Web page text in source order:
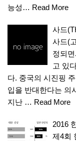
능성… Read More
사드
사드(
정되
고 있
다. 중국의 시진핑
입을 반대한다는 의
지난 … Read More
2016
제4회